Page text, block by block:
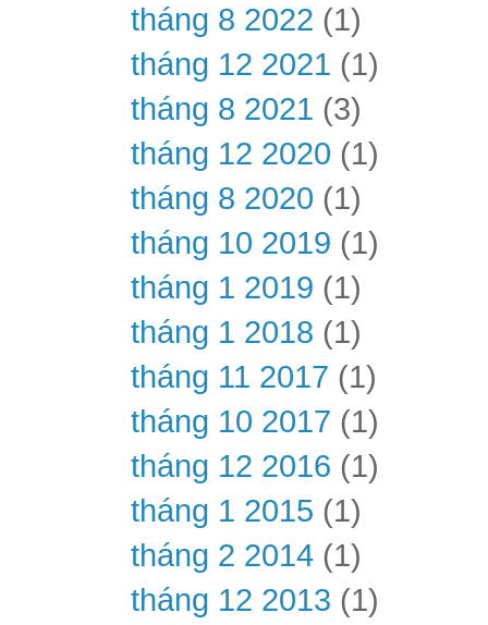
tháng 8 2022 (1)
tháng 12 2021 (1)
tháng 8 2021 (3)
tháng 12 2020 (1)
tháng 8 2020 (1)
tháng 10 2019 (1)
tháng 1 2019 (1)
tháng 1 2018 (1)
tháng 11 2017 (1)
tháng 10 2017 (1)
tháng 12 2016 (1)
tháng 1 2015 (1)
tháng 2 2014 (1)
tháng 12 2013 (1)